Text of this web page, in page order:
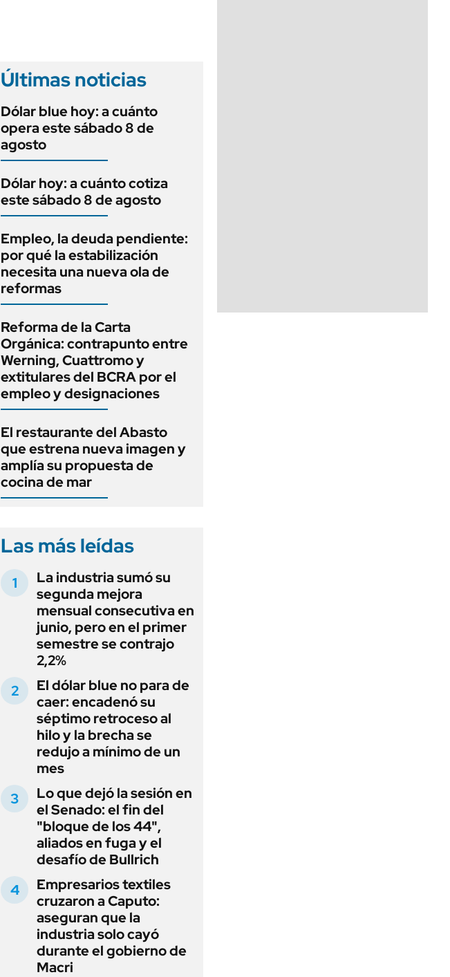
Últimas noticias
Dólar blue hoy: a cuánto
opera este sábado 8 de
agosto
Dólar hoy: a cuánto cotiza
este sábado 8 de agosto
Empleo, la deuda pendiente:
por qué la estabilización
necesita una nueva ola de
reformas
Reforma de la Carta
Orgánica: contrapunto entre
Werning, Cuattromo y
extitulares del BCRA por el
empleo y designaciones
El restaurante del Abasto
que estrena nueva imagen y
amplía su propuesta de
cocina de mar
Las más leídas
La industria sumó su
segunda mejora
mensual consecutiva en
junio, pero en el primer
semestre se contrajo
2,2%
El dólar blue no para de
caer: encadenó su
séptimo retroceso al
hilo y la brecha se
redujo a mínimo de un
mes
Lo que dejó la sesión en
el Senado: el fin del
"bloque de los 44",
aliados en fuga y el
desafío de Bullrich
Empresarios textiles
cruzaron a Caputo:
aseguran que la
industria solo cayó
durante el gobierno de
Macri